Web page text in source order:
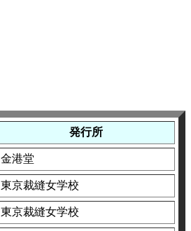
発行所
金港堂
東京裁縫女学校
東京裁縫女学校